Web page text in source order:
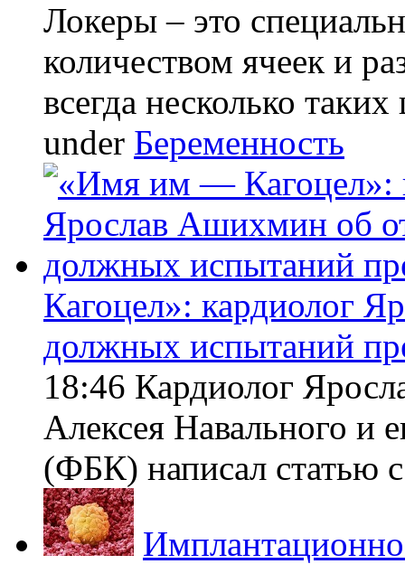
Локеры – это
количеством ячеек и
всегда несколько
under Беременность
Кагоцел»: кардиолог
должных испытаний
18:46 Кардиолог
Алексея Навального и
(ФБК) написал статью